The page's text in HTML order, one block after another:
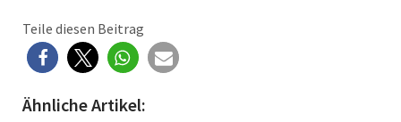
Teile diesen Beitrag
Ähnliche Artikel: